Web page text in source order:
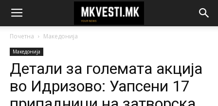
Почетна Македонија
Македонија
Детали за големата акција
во Идризово: Уапсени 17